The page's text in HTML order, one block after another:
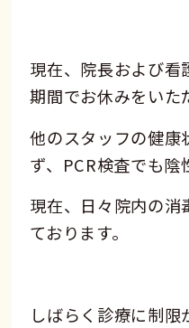
現在、院長および看
期間でお休みをいた
他のスタッフの健康
ず、PCR検査でも陰
現在、日々院内の消
ております。
しばらく診療に制限